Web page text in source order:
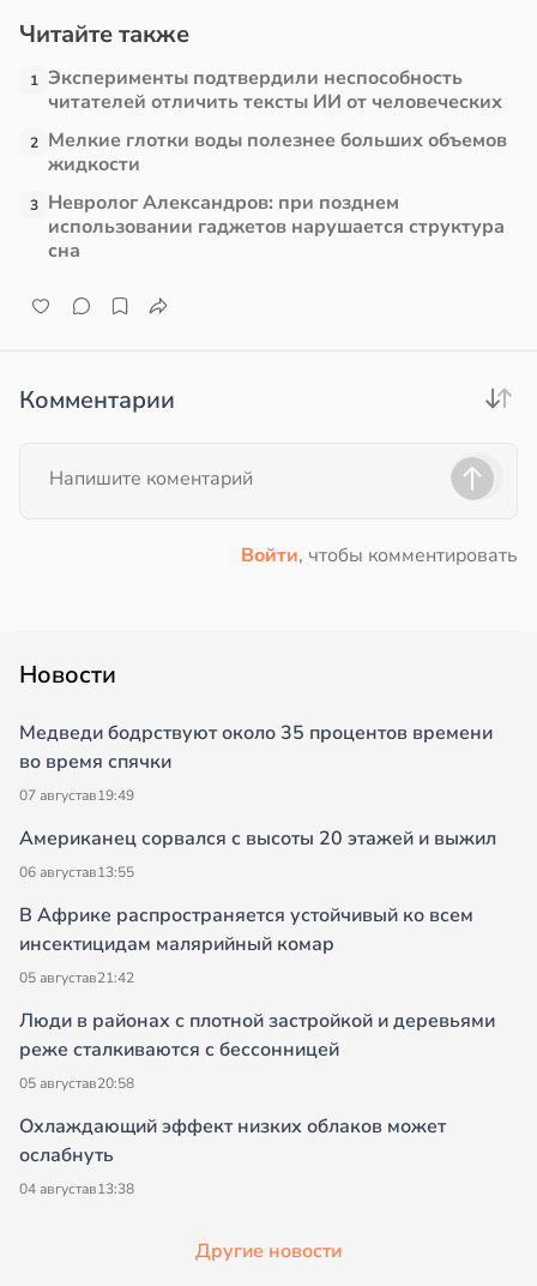
Читайте также
1 Эксперименты подтвердили неспособность
читателей отличить тексты ИИ от человеческих
2 Мелкие глотки воды полезнее больших объемов
жидкости
3 Невролог Александров: при позднем
использовании гаджетов нарушается структура
сна
Комментарии
Войти, чтобы комментировать
Новости
Медведи бодрствуют около 35 процентов времени
во время спячки
07 августав19:49
Американец сорвался с высоты 20 этажей и выжил
06 августав13:55
В Африке распространяется устойчивый ко всем
инсектицидам малярийный комар
05 августав21:42
Люди в районах с плотной застройкой и деревьями
реже сталкиваются с бессонницей
05 августав20:58
Охлаждающий эффект низких облаков может
ослабнуть
04 августав13:38
Другие новости